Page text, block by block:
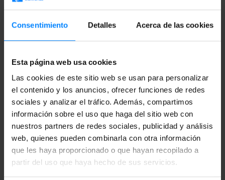
Consentimiento Detalles Acerca de las cookies
Esta página web usa cookies
Las cookies de este sitio web se usan para personalizar
el contenido y los anuncios, ofrecer funciones de redes
sociales y analizar el tráfico. Además, compartimos
información sobre el uso que haga del sitio web con
nuestros partners de redes sociales, publicidad y análisis
web, quienes pueden combinarla con otra información
que les haya proporcionado o que hayan recopilado a
partir del uso que haya hecho de sus servicios.
Por encima de colaboraciones, premios y
y la tradición vasca.
Para poder ver esta lista de Spotify tienes
que aceptar las cookies estadísticas y de
marketing. Puedes aceptar esas cookies
clicando en este botón.